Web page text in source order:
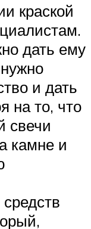
краской
дать ему
и дать
на то, что
свечи
камне и